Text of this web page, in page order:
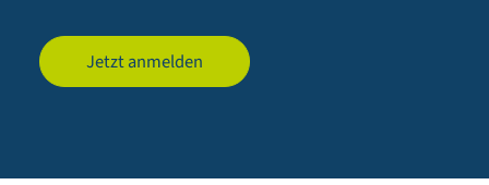
Jetzt anmelden